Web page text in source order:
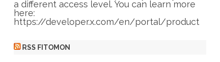
a different access level. You can learn more
here:
https://developer.x.com/en/portal/product
RSS FITOMON